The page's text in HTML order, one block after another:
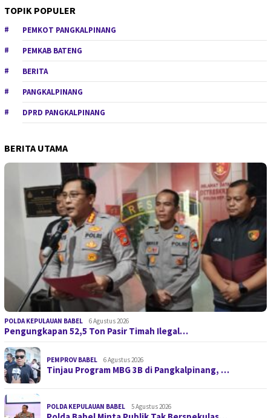
TOPIK POPULER
PEMKOT PANGKALPINANG
PEMKAB BATENG
BERITA
PANGKALPINANG
DPRD PANGKALPINANG
BERITA UTAMA
POLDA KEPULAUAN BABEL 6 Agustus 2026
Pengungkapan 52,5 Ton Pasir Timah Ilegal…
PEMPROV BABEL 6 Agustus 2026
Tinjau Program MBG 3B di Pangkalpinang, …
POLDA KEPULAUAN BABEL 5 Agustus 2026